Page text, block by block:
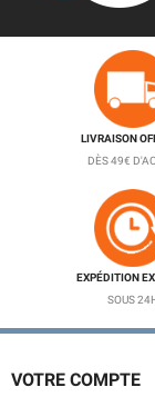
LIVRAISON
DÈS 49€
EXPÉDITION
SOUS
VOTRE COMPTE